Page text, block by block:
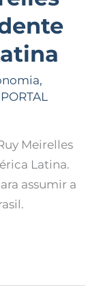
,
Meirelles
Latina.
assumir a